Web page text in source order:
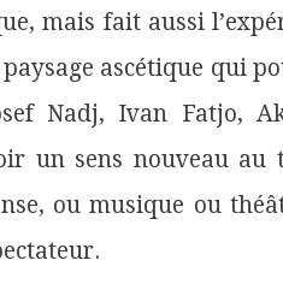
mais fait aussi
ascétique qui
Nadj, Ivan Fatjo,
un sens nouveau au
ou musique ou